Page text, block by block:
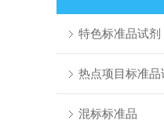
特色标准品试剂
热点项目标准品
混标标准品